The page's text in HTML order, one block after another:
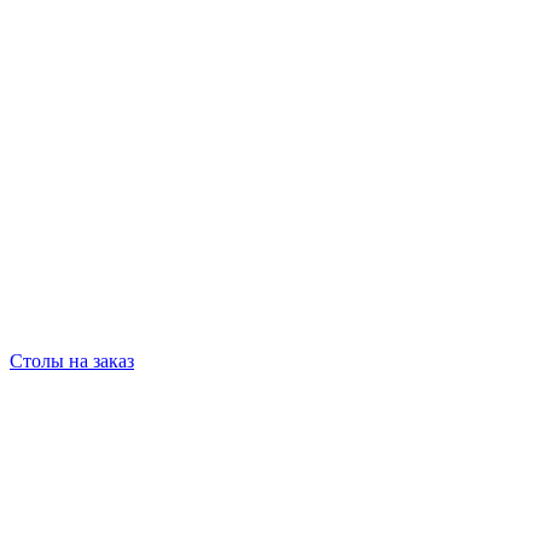
Столы на заказ